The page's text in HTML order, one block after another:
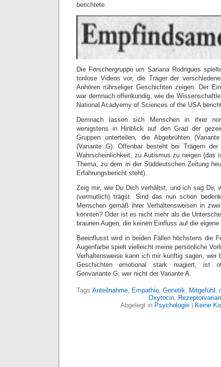
berichtete.
Die Forschergruppe um Sariana Rodrigues
tonlose Videos vor, die Träger der
Anhören rührseliger Geschichten zeigen. Der
war demnach offenkundig, wie die
National Acadyemy of Sciences of the USA
Demnach lassen sich Menschen in ihrer
wenigstens in Hinblick auf den Grad der
Gruppen unterteilen, die Abgebrühten
(Variante G). Offenbar besteht bei Trägern
Wahrscheinlichkeit, zu Autismus zu neigen (das
Thema, zu dem in der Süddeutschen Zeitung
Erfahrungsbericht steht).
Zeig mir, wie Du Dich verhältst, und ich sag Dir,
(vermutlich) trägst. Sind das nun schon
Menschen gemäß ihrer Verhaltensweisen in
könnten? Oder ist es nicht mehr als die
braunen Augen, die keinen Einfluss auf die
Beeinflusst wird in beiden Fällen höchstens die
Augenfarbe spielt vielleicht meine persönliche
Verhaltensweise kann ich mir künftig sagen, wer
Geschichten emotional stark reagiert, ist
Genvariante G, wer nicht der Variante A.
Tags:Anteilnahme, Empathie, Genetik, Mitgefühl ,
Oxytocin,
Abgelegt in Psychologie| Keine